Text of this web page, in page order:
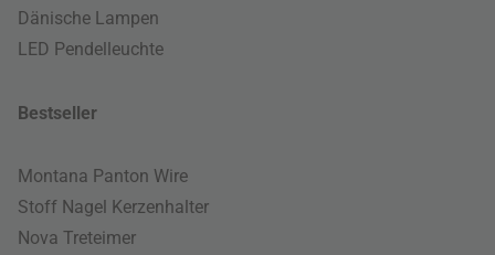
Dänische Lampen
LED Pendelleuchte
Bestseller
Montana Panton Wire
Stoff Nagel Kerzenhalter
Nova Treteimer